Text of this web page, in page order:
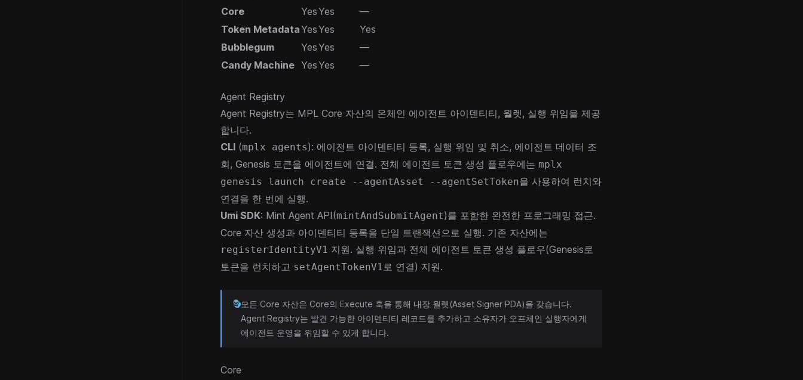
Core
YesYes
—
Token MetadataYesYes
Yes
Bubblegum
YesYes
—
Candy Machine YesYes —
Agent Registry
Agent Registry는 MPL Core 자산의 온체인 에이전트 아이덴티티, 월렛, 실행 위임을 제공
합니다.
CLI (mplx agents): 에이전트 아이덴티티 등록, 실행 위임 및 취소, 에이전트 데이터 조
회, Genesis 토큰을 에이전트에 연결. 전체 에이전트 토큰 생성 플로우에는 mplx
genesis launch create --agentAsset --agentSetToken을 사용하여 런치와
연결을 한 번에 실행.
Umi SDK: Mint Agent API(mintAndSubmitAgent)를 포함한 완전한 프로그래밍 접근.
Core 자산 생성과 아이덴티티 등록을 단일 트랜잭션으로 실행. 기존 자산에는
registerIdentityV1 지원. 실행 위임과 전체 에이전트 토큰 생성 플로우(Genesis로
토큰을 런치하고 setAgentTokenV1로 연결) 지원.
모든 Core 자산은 Core의 Execute 훅을 통해 내장 월렛(Asset Signer PDA)을 갖습니다.
Agent Registry는 발견 가능한 아이덴티티 레코드를 추가하고 소유자가 오프체인 실행자에게
에이전트 운영을 위임할 수 있게 합니다.
Core